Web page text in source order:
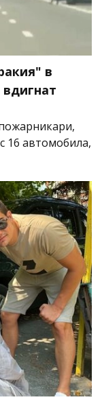
в
16 автомобила,